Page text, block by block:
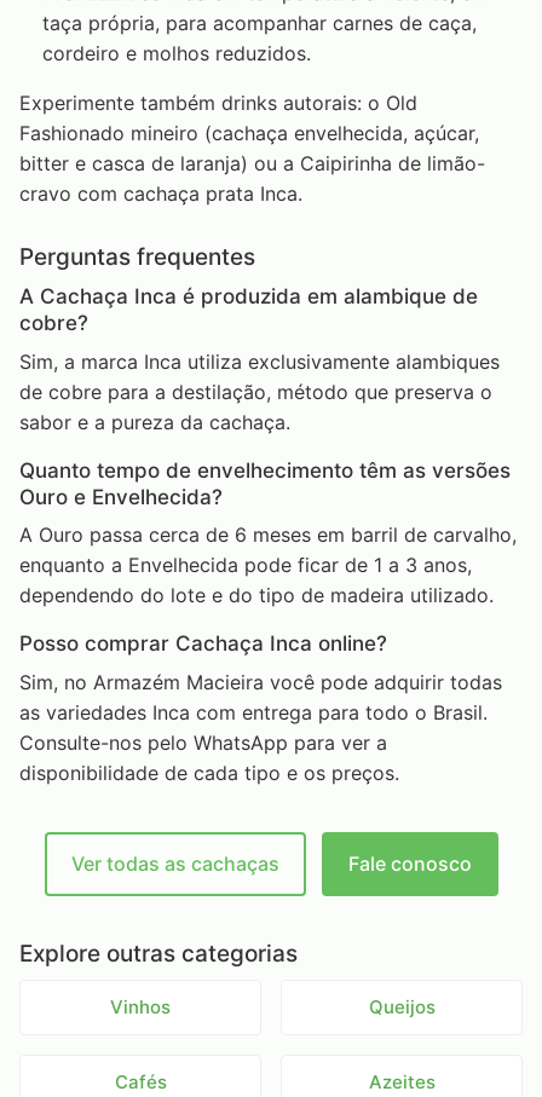
taça própria, para acompanhar carnes de caça,
cordeiro e molhos reduzidos.
Experimente também drinks autorais: o Old
Fashionado mineiro (cachaça envelhecida, açúcar,
bitter e casca de laranja) ou a Caipirinha de limão-
cravo com cachaça prata Inca.
Perguntas frequentes
A Cachaça Inca é produzida em alambique de
cobre?
Sim, a marca Inca utiliza exclusivamente alambiques
de cobre para a destilação, método que preserva o
sabor e a pureza da cachaça.
Quanto tempo de envelhecimento têm as versões
Ouro e Envelhecida?
A Ouro passa cerca de 6 meses em barril de carvalho,
enquanto a Envelhecida pode ficar de 1 a 3 anos,
dependendo do lote e do tipo de madeira utilizado.
Posso comprar Cachaça Inca online?
Sim, no Armazém Macieira você pode adquirir todas
as variedades Inca com entrega para todo o Brasil.
Consulte-nos pelo WhatsApp para ver a
disponibilidade de cada tipo e os preços.
Ver todas as cachaças Fale conosco
Explore outras categorias
Vinhos Queijos
Cafés Azeites